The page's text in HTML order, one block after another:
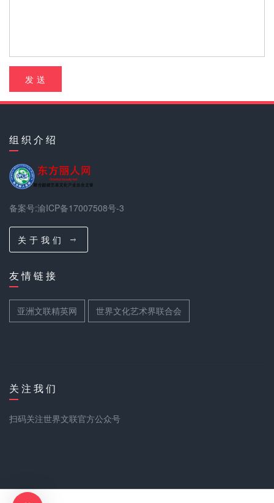
发 送
组 织 介 绍
备案号:渝ICP备17007508号-3
关 于 我 们
友 情 链 接
亚洲文联精英网 世界文化艺术界联合会
关 注 我 们
扫码关注世界文联官方公众号